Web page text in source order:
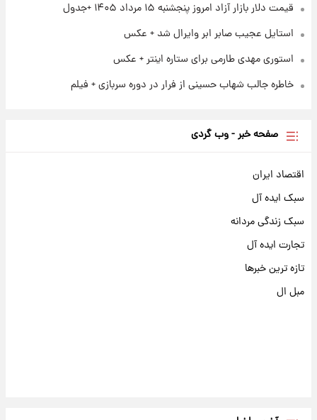
قیمت دلار بازار آزاد امروز پنجشنبه ۱۵ مرداد ۱۴۰۵ +جدول
استایل عجیب صابر ابر وایرال شد + عکس
استوری مهدی طارمی برای ستاره اینتر + عکس
خاطره جالب شهاب حسینی از فرار در دوره سربازی + فیلم
صفحه خبر - وب گردی
اقتصاد ایران
سبک ایده آل
سبک زندگی مردانه
تجارت ایده آل
تازه ترین خبرها
مبل ال